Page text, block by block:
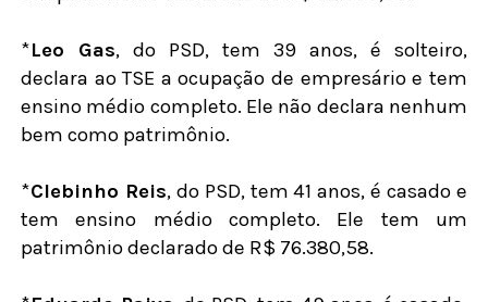
*Leo Gas, do PSD, tem 39 anos, é solteiro,
declara ao TSE a ocupação de empresário e tem
ensino médio completo. Ele não declara nenhum
bem como patrimônio.
*Clebinho Reis, do PSD, tem 41 anos, é casado e
tem ensino médio completo. Ele tem um
patrimônio declarado de R$ 76.380,58.